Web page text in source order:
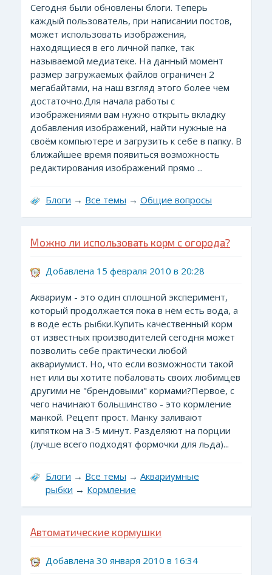
Сегодня были обновлены блоги. Теперь
каждый пользователь, при написании постов,
может использовать изображения,
находящиеся в его личной папке, так
называемой медиатеке. На данный момент
размер загружаемых файлов ограничен 2
мегабайтами, на наш взгляд этого более чем
достаточно.Для начала работы с
изображениями вам нужно открыть вкладку
добавления изображений, найти нужные на
своём компьютере и загрузить к себе в папку. В
ближайшее время появиться возможность
редактирования изображений прямо ...
Блоги → Все темы → Общие вопросы
Можно ли использовать корм с огорода?
Добавлена 15 февраля 2010 в 20:28
Аквариум - это один сплошной эксперимент,
который продолжается пока в нём есть вода, а
в воде есть рыбки.Купить качественный корм
от известных производителей сегодня может
позволить себе практически любой
аквариумист. Но, что если возможности такой
нет или вы хотите побаловать своих любимцев
другими не "брендовыми" кормами?Первое, с
чего начинают большинство - это кормление
манкой. Рецепт прост. Манку заливают
кипятком на 3-5 минут. Разделяют на порции
(лучше всего подходят формочки для льда)...
Блоги → Все темы → Аквариумные
рыбки → Кормление
Автоматические кормушки
Добавлена 30 января 2010 в 16:34